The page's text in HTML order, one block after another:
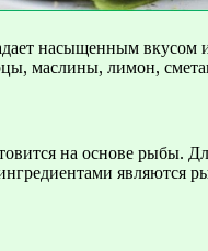
насыщенным вкусом
маслины, лимон,
на основе рыбы.
являются